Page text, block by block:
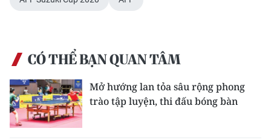
Media Môi trường
Ảnh
Infographic
CÓ THỂ BẠN QUAN TÂM
Mở hướng lan tỏa sâu rộng phong
trào tập luyện, thi đấu bóng bàn